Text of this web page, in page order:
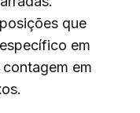
que
em
em